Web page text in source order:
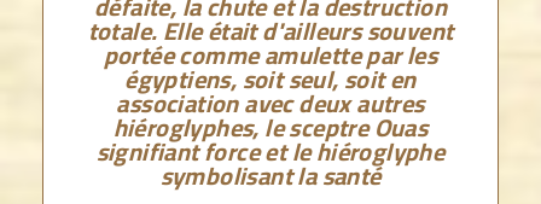
totale. Elle était d'ailleurs souvent
portée comme amulette par les
égyptiens, soit seul, soit en
association avec deux autres
hiéroglyphes, le sceptre Ouas
signifiant force et le hiéroglyphe
symbolisant la santé